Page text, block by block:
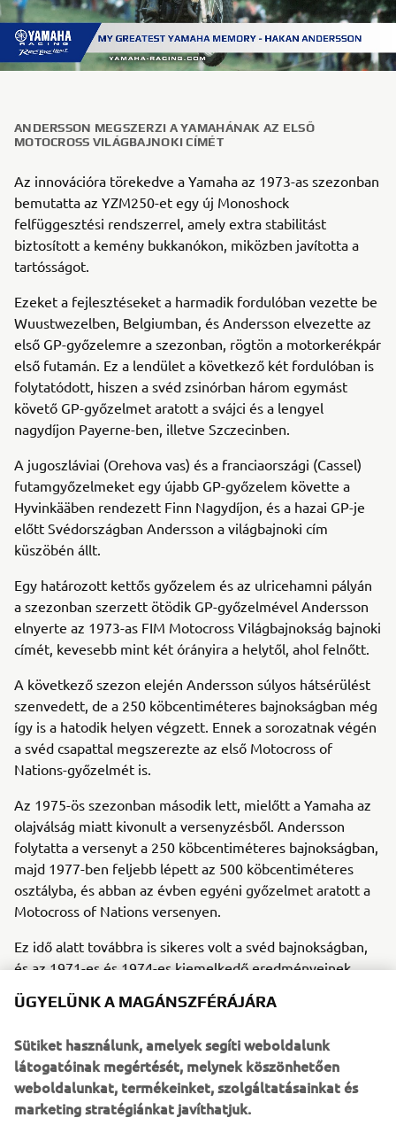
ANDERSSON MEGSZERZI A YAMAHÁNAK AZ ELSŐ
MOTOCROSS VILÁGBAJNOKI CÍMÉT
Az innovációra törekedve a Yamaha az 1973-as szezonban
bemutatta az YZM250-et egy új Monoshock
felfüggesztési rendszerrel, amely extra stabilitást
biztosított a kemény bukkanókon, miközben javította a
tartósságot.
Ezeket a fejlesztéseket a harmadik fordulóban vezette be
Wuustwezelben, Belgiumban, és Andersson elvezette az
első GP-győzelemre a szezonban, rögtön a motorkerékpár
első futamán. Ez a lendület a következő két fordulóban is
folytatódott, hiszen a svéd zsinórban három egymást
követő GP-győzelmet aratott a svájci és a lengyel
nagydíjon Payerne-ben, illetve Szczecinben.
A jugoszláviai (Orehova vas) és a franciaországi (Cassel)
futamgyőzelmeket egy újabb GP-győzelem követte a
Hyvinkääben rendezett Finn Nagydíjon, és a hazai GP-je
előtt Svédországban Andersson a világbajnoki cím
küszöbén állt.
Egy határozott kettős győzelem és az ulricehamni pályán
a szezonban szerzett ötödik GP-győzelmével Andersson
elnyerte az 1973-as FIM Motocross Világbajnokság bajnoki
címét, kevesebb mint két órányira a helytől, ahol felnőtt.
A következő szezon elején Andersson súlyos hátsérülést
szenvedett, de a 250 köbcentiméteres bajnokságban még
így is a hatodik helyen végzett. Ennek a sorozatnak végén
a svéd csapattal megszerezte az első Motocross of
Nations-győzelmét is.
Az 1975-ös szezonban második lett, mielőtt a Yamaha az
olajválság miatt kivonult a versenyzésből. Andersson
folytatta a versenyt a 250 köbcentiméteres bajnokságban,
majd 1977-ben feljebb lépett az 500 köbcentiméteres
osztályba, és abban az évben egyéni győzelmet aratott a
Motocross of Nations versenyen.
Ez idő alatt továbbra is sikeres volt a svéd bajnokságban,
és az 1971-es és 1974-es kiemelkedő eredményeinek
címmel 1977 és 1979 között. Andersson összesen kilenc
visszavonult a világbajnoki versenyzéstől.
ÜGYELÜNK A MAGÁNSZFÉRÁJÁRA
Sütiket használunk, amelyek segíti weboldalunk
látogatóinak megértését, melynek köszönhetően
weboldalunkat, termékeinket, szolgáltatásainkat és
marketing stratégiánkat javíthatjuk.